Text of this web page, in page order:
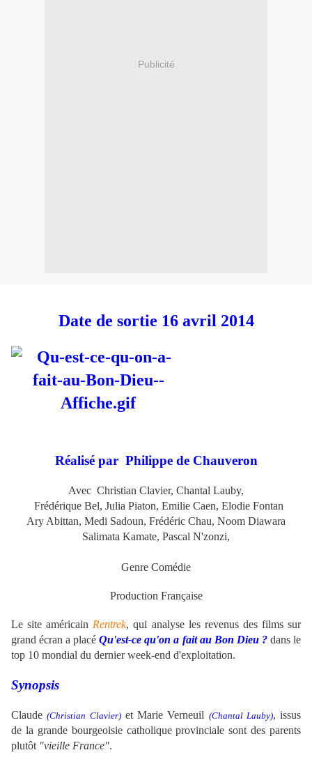
Publicité
Date de sortie 16 avril 2014
Réalisé par Philippe de Chauveron
Avec Christian Clavier, Chantal Lauby,
Frédérique Bel, Julia Piaton, Emilie Caen, Elodie Fontan
Ary Abittan, Medi Sadoun, Frédéric Chau, Noom Diawara
Salimata Kamate, Pascal N'zonzi,
Genre Comédie
Production Française
Le site américain Rentrek, qui analyse les revenus des films sur
grand écran a placéQu'est-ce qu'on a fait au Bon Dieu ?dans le
top 10 mondial du dernier week-end d'exploitation.
Synopsis
Claude(Christian Clavier)et Marie Verneuil (Chantal Lauby), issus
de la grande bourgeoisie catholique provinciale sont des parents
plutôt "vieille France".